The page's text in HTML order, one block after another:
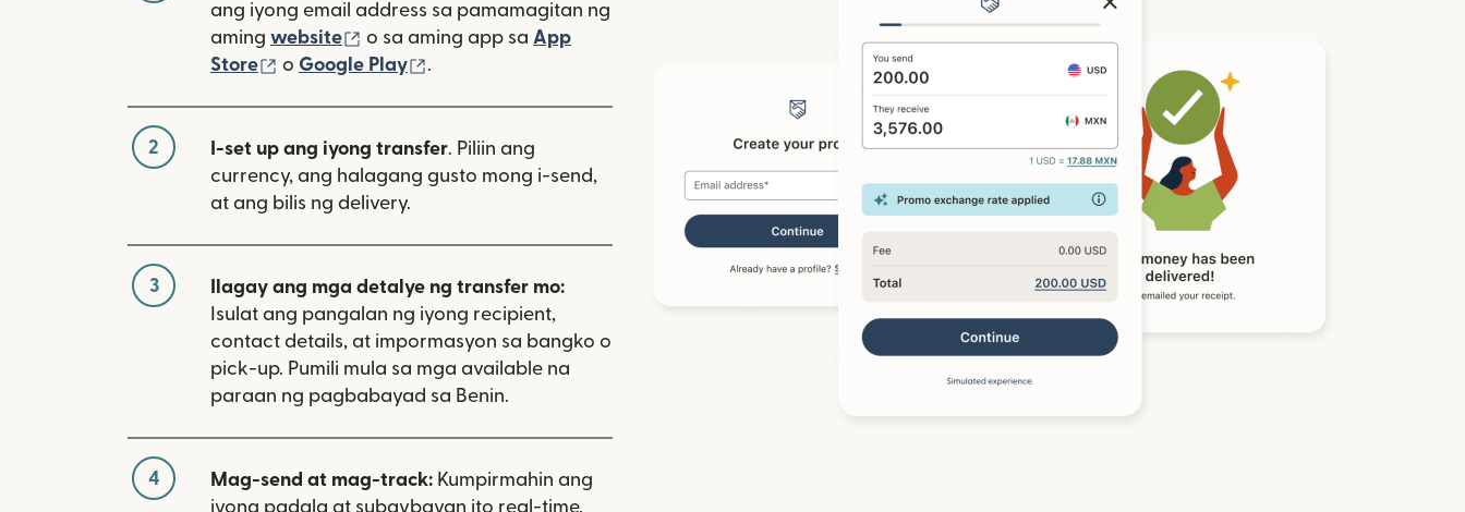
ang iyong email address sa pamamagitan ng
aming website (bubukas sa bagong window)
o sa aming app sa App
Store
(bubukas sa bagong window)
o Google Play (bubukas sa bagong window)
.
2 I-set up ang iyong transfer. Piliin ang
currency, ang halagang gusto mong i-send,
at ang bilis ng delivery.
3
Ilagay ang mga detalye ng transfer mo:
Isulat ang pangalan ng iyong recipient,
contact details, at impormasyon sa bangko o
pick-up. Pumili mula sa mga available na
paraan ng pagbabayad sa Benin.
4 Mag-send at mag-track: Kumpirmahin ang
iyong padala at subaybayan ito real-time.